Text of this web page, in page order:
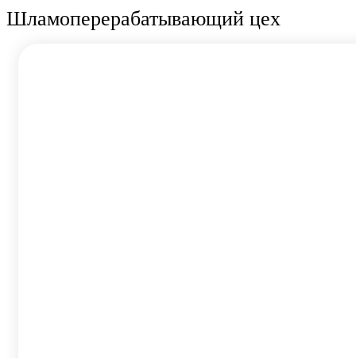
Шламоперерабатывающий цех